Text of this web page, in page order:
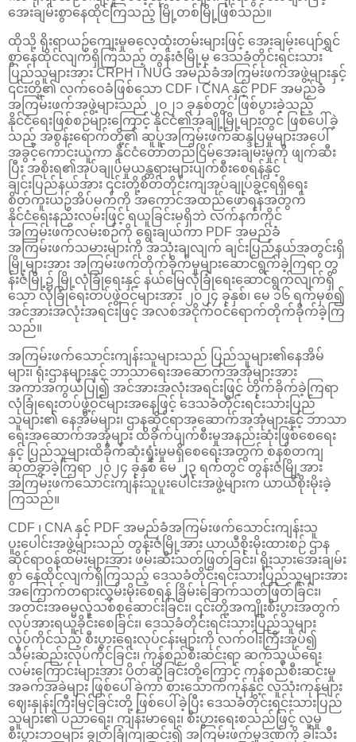
အေးချမ်းစွာနေထိုင်ကြသည့် မြို့တစ်မြို့ဖြစ်သည်။
ထိုသို့ ရိုးရာယဉ်ကျေးမှုဓလေ့ထုံးတမ်းများဖြင့် အေးချမ်းပျော်ရွှင်
စွာနေထိုင်လျက်ရှိကြသည့် တွန်းဇံမြို့မှ ဒေသခံတိုင်းရင်းသား
ပြည်သူများအား CRPH ၊ NUG အမည်ခံအကြမ်းဖက်အဖွဲ့များနှင့်
၎င်းတို့၏ လက်ဝေခံဖြစ်သော CDF ၊ CNA နှင့် PDF အမည်ခံ
အကြမ်းဖက်အဖွဲ့များသည် ၂၀၂၁ ခုနှစ်တွင် ဖြစ်ပွားခဲ့သည့်
နိုင်ငံရေးဖြစ်စဉ်များကြောင့် နိုင်ငံ၏အချို့မြို့များတွင် ဖြစ်ပေါ်ခဲ့
သည့် အစွန်းရောက်တို့၏ ဆူပူအကြမ်းဖက်ဆန္ဒပြမှုများအပေါ်
အခွင့်ကောင်းယူကာ နိုင်ငံတော်တည်ငြိမ်အေးချမ်းမှုကို ဖျက်ဆီး
ပြီး အစိုးရ၏အုပ်ချုပ်မှုယန္တရားများပျက်စီးစေရန်နှင့်
ချင်းပြည်နယ်အား ၎င်းတို့စိတ်တိုင်းကျအုပ်ချုပ်ခွင့်ရရှိရေး
စိတ်ကူးယဉ်အိပ်မက်ကို အကောင်အထည်ဖော်ရန်အတွက်
နိုင်ငံရေးနည်းလမ်းဖြင့် ရယူခြင်းမရှိဘဲ လက်နက်ကိုင်
အကြမ်းဖက်လမ်းစဉ်ကို ရွေးချယ်ကာ PDF အမည်ခံ
အကြမ်းဖက်သမားများကို အသုံးချလျက် ချင်းပြည်နယ်အတွင်းရှိ
မြို့များအား အကြမ်းဖက်တိုက်ခိုက်မှုများဆောင်ရွက်ခဲ့ကြရာ တွ
န်းဇံမြို့၌ မြို့လုံခြုံရေးနှင့် နယ်မြေလုံခြုံရေးဆောင်ရွက်လျက်ရှိ
သော လုံခြုံရေးတပ်ဖွဲ့ဝင်များအား ၂၀၂၄ ခုနှစ်၊ မေ ၁၆ ရက်မှစ၍
အင်အားအလုံးအရင်းဖြင့် အလစ်အငိုက်ဝင်ရောက်တိုက်ခိုက်ခဲ့ကြ
သည်။
အကြမ်းဖက်သောင်းကျန်းသူများသည် ပြည်သူများ၏နေအိမ်
များ၊ ရုံးဌာနများနှင့် ဘာသာရေးအဆောက်အအုံများအား
အကာအကွယ်ပြု၍ အင်အားအလုံးအရင်းဖြင့် တိုက်ခိုက်ခဲ့ကြရာ
လုံခြုံရေးတပ်ဖွဲ့ဝင်များအနေဖြင့် ဒေသခံတိုင်းရင်းသားပြည်
သူများ၏ နေအိမ်များ၊ ဌာနဆိုင်ရာအဆောက်အအုံများနှင့် ဘာသာ
ရေးအဆောက်အအုံများ ထိခိုက်ပျက်စီးမှုအနည်းဆုံးဖြစ်စေရေး
နှင့် ပြည်သူများထိခိုက်ဆုံးရှုံးမှုမရှိစေရေးအတွက် စနစ်တကျ
ဆုတ်ခွာခဲ့ကြရာ ၂၀၂၄ ခုနှစ် မေ ၂၃ ရက်တွင် တွန်းဇံမြို့အား
အကြမ်းဖက်သောင်းကျန်းသူပူးပေါင်းအဖွဲ့များက ယာယီစိုးမိုးခဲ့
ကြသည်။
CDF ၊ CNA နှင့် PDF အမည်ခံအကြမ်းဖက်သောင်းကျန်းသူ
ပူးပေါင်းအဖွဲ့များသည် တွန်းဇံမြို့အား ယာယီစိုးမိုးထားစဉ် ဌာန
ဆိုင်ရာဝန်ထမ်းများအား ဖမ်းဆီးသတ်ဖြတ်ခြင်း၊ ရိုးသားအေးချမ်း
စွာ နေထိုင်လျက်ရှိကြသည့် ဒေသခံတိုင်းရင်းသားပြည်သူများအား
အကြောက်တရားလွှမ်းမိုးစေရန် ခြိမ်းခြောက်သတ်ဖြတ်ခြင်း၊
အတင်းအဓမ္မလူသစ်စုဆောင်းခြင်း၊ ၎င်းတို့အကျိုးစီးပွားအတွက်
လုပ်အားရယူခိုင်းစေခြင်း၊ ဒေသခံတိုင်းရင်းသားပြည်သူများ
လုပ်ကိုင်သည့် စီးပွားရေးလုပ်ငန်းများကို လက်ဝါးကြီးအုပ်၍
သိမ်းဆည်းလုပ်ကိုင်ခြင်း၊ ကုန်စည်စီးဆင်းရာ ဆက်သွယ်ရေး
လမ်းကြောင်းများအား ပိတ်ဆို့ခြင်းတို့ကြောင့် ကုန်စည်စီးဆင်းမှု
အခက်အခဲများ ဖြစ်ပေါ်ခဲ့ကာ စားသောက်ကုန်နှင့် လူသုံးကုန်များ
ဈေးနှုန်းကြီးမြင့်ခြင်းတို့ ဖြစ်ပေါ်ခဲ့ပြီး ဒေသခံတိုင်းရင်းသားပြည်
သူများ၏ ပညာရေး၊ ကျန်းမာရေး၊ စီးပွားရေးစသည်ဖြင့် လူမှု
စီးပွားဘဝများ ချွတ်ခြုံကျဆင်း၍ အကြမ်းဖက်မှုဒဏ်ကို ခါးသီး